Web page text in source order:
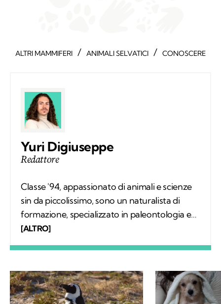
ALTRI MAMMIFERI / ANIMALI SELVATICI / CONOSCERE
Yuri Digiuseppe
Redattore
Classe '94, appassionato di animali e scienze
sin da piccolissimo, sono un naturalista di
formazione, specializzato in paleontologia e
divulgazione. Mi è sempre venuto spontaneo
animali di ogni tipo ovunque andassi, per poi
tornare a casa e disegnarli. Vorrei contribuire
ad avvicinare il pubblico all'ambiente ed
[ALTRO]